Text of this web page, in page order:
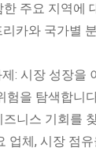
주요 지역에
카와 국가별
: 시장 성장을
험을 탐색합니
니스 기회를
업체, 시장 점